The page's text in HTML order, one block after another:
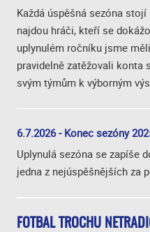
Každá úspěšná sezóna
najdou hráči, kteří se
uplynulém ročníku jsme
pravidelně zatěžovali konta
svým týmům k výborným
6.7.2026 - Konec sezóny
Uplynulá sezóna se zapíše
jedna z nejúspěšnějších za
FOTBAL TROCHU